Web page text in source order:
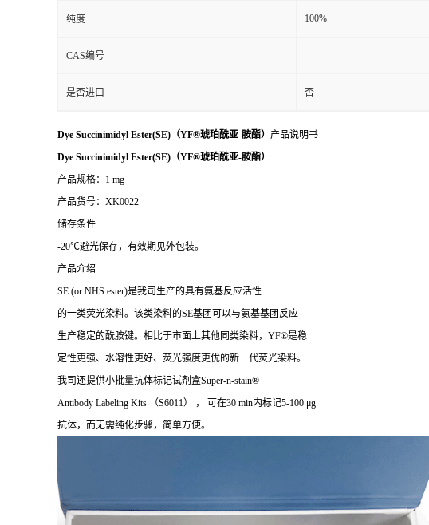
纯度 100%
CAS编号
是否进口 否
Dye Succinimidyl Ester(SE)（YF®琥珀酰亚-胺酯） 产品说明书
Dye Succinimidyl Ester(SE)（YF®琥珀酰亚-胺酯）
产品规格：1 mg
产品货号：XK0022
储存条件
-20℃避光保存，有效期见外包装。
产品介绍
SE (or NHS ester)是我司生产的具有氨基反应活性
的一类荧光染料。该类染料的SE基团可以与氨基基团反应
生产稳定的酰胺键。相比于市面上其他同类染料，YF®是稳
定性更强、水溶性更好、荧光强度更优的新一代荧光染料。
我司还提供小批量抗体标记试剂盒Super-n-stain®
Antibody Labeling Kits （S6011） ， 可在30 min内标记5-100 μg
抗体，而无需纯化步骤，简单方便。